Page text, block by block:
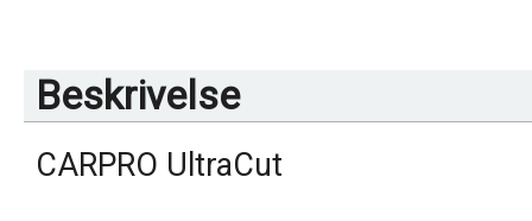
Beskrivelse
CARPRO UltraCut